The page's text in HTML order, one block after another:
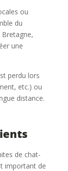
ou
du
une
perdu lors
etc.) ou
distance.
de chat-
important de